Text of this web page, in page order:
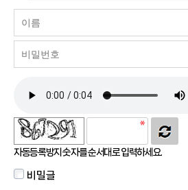
자동등록방지 숫자를 순서대로 입력하세요.
비밀글